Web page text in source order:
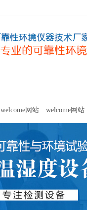
welcome网站 welcome网站